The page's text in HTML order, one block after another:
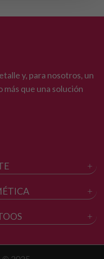
y, para nosotros, un
que una solución